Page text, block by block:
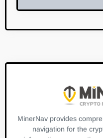
MinerNav provides
navigation for the